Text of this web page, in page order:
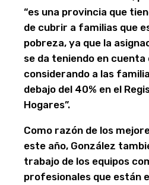
“es una provincia que
de cubrir a familias que
pobreza, ya que la
se da teniendo en
considerando a las
debajo del 40% en el
Hogares”.
Como razón de los
este año, González
trabajo de los equipos
profesionales que están